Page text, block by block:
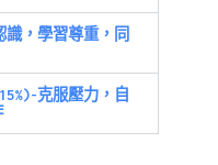
識，學習尊重，同
克服壓力，自